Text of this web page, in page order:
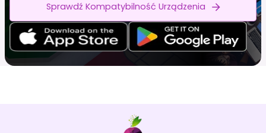
Sprawdź Kompatybilność Urządzenia